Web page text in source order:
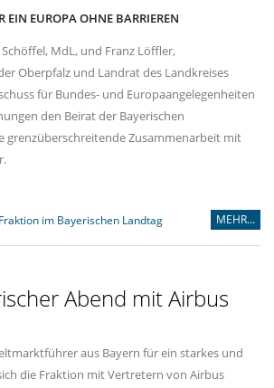
EIN EUROPA OHNE BARRIEREN
MdL, und Franz Löffler,
Oberpfalz und Landrat des Landkreises
für Bundes- und Europaangelegenheiten
den Beirat der Bayerischen
grenzüberschreitende Zusammenarbeit mit
im Bayerischen Landtag MEHR...
Abend mit Airbus
aus Bayern für ein starkes und
die Fraktion mit Vertretern von Airbus